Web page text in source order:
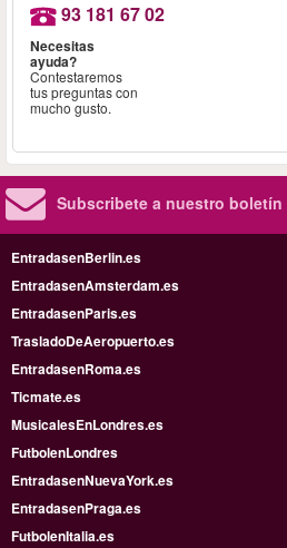
93 181 67 02
Necesitas
ayuda?
Contestaremos
tus preguntas con
mucho gusto.
Subscribete a nuestro
EntradasenBerlin.es
EntradasenAmsterdam.es
EntradasenParis.es
TrasladoDeAeropuerto.es
EntradasenRoma.es
Ticmate.es
MusicalesEnLondres.es
FutbolenLondres
EntradasenNuevaYork.es
EntradasenPraga.es
FutbolenItalia.es